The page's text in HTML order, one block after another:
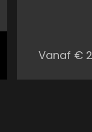
Vanaf €